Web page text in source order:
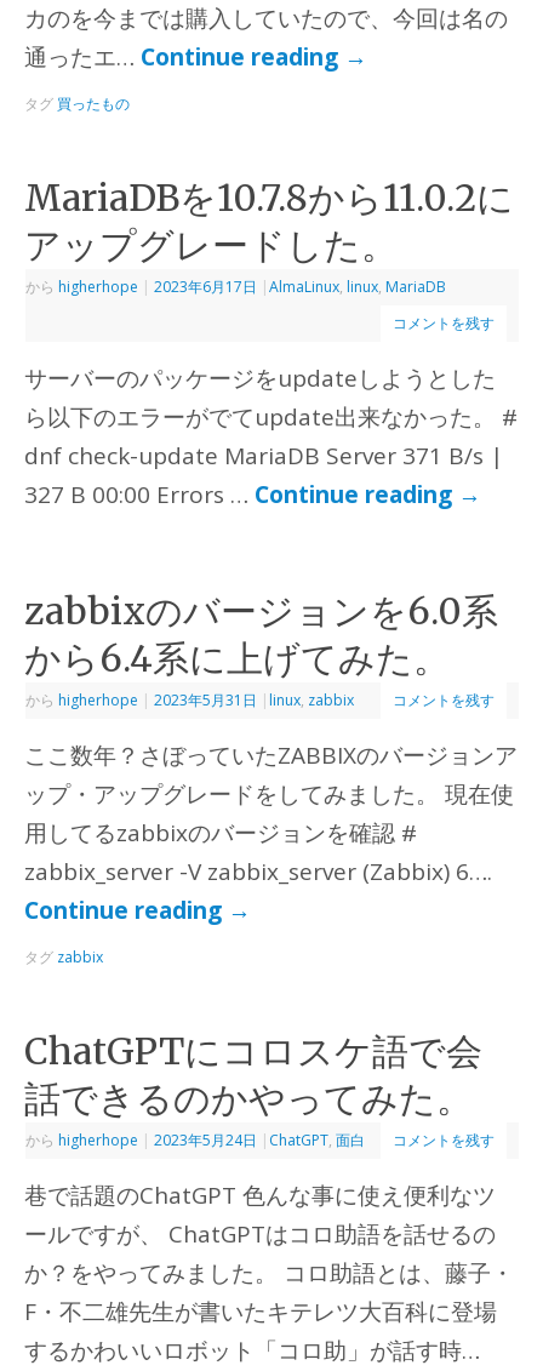
カのを今までは購入していたので、今回は名の
通ったエ… Continue reading →
タグ 買ったもの
MariaDBを10.7.8から11.0.2に
アップグレードした。
から higherhope | 2023年6月17日 |AlmaLinux, linux, MariaDB
コメントを残す
サーバーのパッケージをupdateしようとした
ら以下のエラーがでてupdate出来なかった。 #
dnf check-update MariaDB Server 371 B/s |
327 B 00:00 Errors … Continue reading →
zabbixのバージョンを6.0系
から6.4系に上げてみた。
から higherhope | 2023年5月31日 | linux, zabbix コメントを残す
ここ数年？さぼっていたZABBIXのバージョンア
ップ・アップグレードをしてみました。 現在使
用してるzabbixのバージョンを確認 #
zabbix_server -V zabbix_server (Zabbix) 6….
Continue reading →
タグ zabbix
ChatGPTにコロスケ語で会
話できるのかやってみた。
から higherhope | 2023年5月24日 | ChatGPT,面白 コメントを残す
巷で話題のChatGPT 色んな事に使え便利なツ
ールですが、 ChatGPTはコロ助語を話せるの
か？をやってみました。 コロ助語とは、藤子・
F・不二雄先生が書いたキテレツ大百科に登場
するかわいいロボット「コロ助」が話す時…